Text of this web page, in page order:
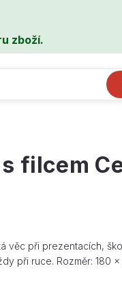
zboží.
filcem
věc při prezentacích,
při ruce. Rozměr: 180